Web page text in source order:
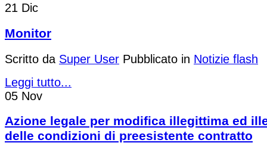
21 Dic
Monitor
Scritto da Super User Pubblicato in Notizie flash
Leggi tutto...
05 Nov
Azione legale per modifica illegittima ed
delle condizioni di preesistente contratto